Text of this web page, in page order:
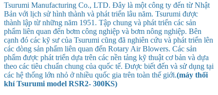
Tsurumi Manufacturing Co., LTD. Đây là một công ty đến từ Nhật
Bản với lịch sử hình thành và phát triển lâu năm. Tsurumi được
thành lập từ những năm 1951. Tập chung và phát triển các sản
phẩm liên quan đến bơm công nghiệp và bơm nông nghiệp. Bên
cạnh đó các kỹ sư của Tsurumi cũng đã nghiên cứu và phát triển lên
các dòng sản phẩm liên quan đến Rotary Air Blowers. Các sản
phẩm được phát triển dựa trên các nền tảng kỹ thuật cơ bản và dựa
theo các tiêu chuẩn chung của quốc tế. Được biết đến và sử dụng tại
các hệ thống lớn nhỏ ở nhiều quốc gia trên toàn thế giới.(máy thổi
khí Tsurumi model RSR2- 300KS)